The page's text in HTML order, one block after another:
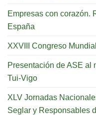
Empresas con corazón.
España
XXVIII Congreso
Presentación de ASE al
Tui-Vigo
XLV Jornadas
Seglar y Responsables